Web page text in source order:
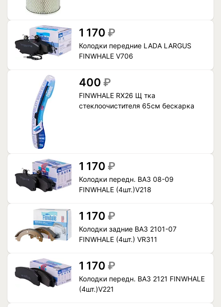
1 170 ₽
Колодки передние LADA LARGUS
FINWHALE V706
400 ₽
FINWHALE RX26 Щ тка
стеклоочистителя 65см бескарка
1 170 ₽
Колодки передн. ВАЗ 08-09
FINWHALE (4шт.)V218
1 170 ₽
Колодки задние ВАЗ 2101-07
FINWHALE (4шт.) VR311
1 170 ₽
Колодки передн. ВАЗ 2121 FINWHALE
(4шт.)V221